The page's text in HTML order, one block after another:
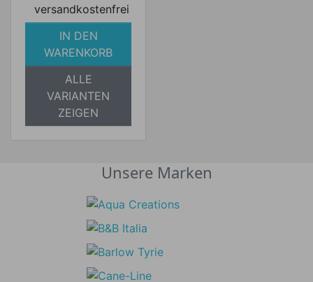
versandkostenfrei
IN DEN
WARENKORB
ALLE
VARIANTEN
ZEIGEN
Unsere Marken